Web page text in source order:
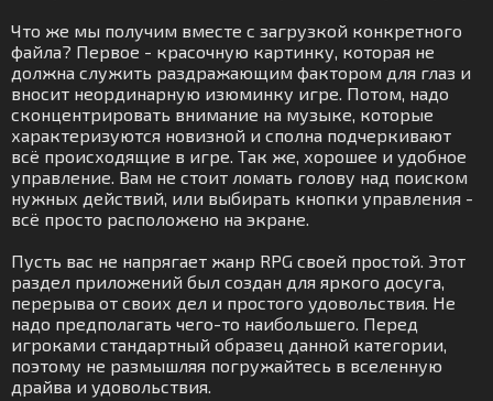
Что же мы получим вместе с загрузкой конкретного
файла? Первое - красочную картинку, которая не
должна служить раздражающим фактором для глаз и
вносит неординарную изюминку игре. Потом, надо
сконцентрировать внимание на музыке, которые
характеризуются новизной и сполна подчеркивают
всё происходящие в игре. Так же, хорошее и удобное
управление. Вам не стоит ломать голову над поиском
нужных действий, или выбирать кнопки управления -
всё просто расположено на экране.
Пусть вас не напрягает жанр RPG своей простой. Этот
раздел приложений был создан для яркого досуга,
перерыва от своих дел и простого удовольствия. Не
надо предполагать чего-то наибольшего. Перед
игроками стандартный образец данной категории,
поэтому не размышляя погружайтесь в вселенную
драйва и удовольствия.